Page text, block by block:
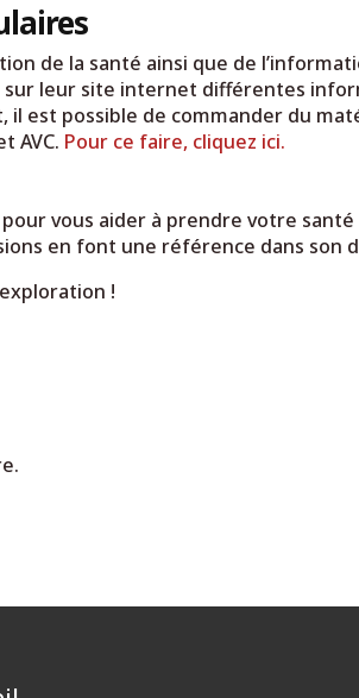
de la santé ainsi que de
sur leur site internet différentes
il est possible de commander du
AVC. Pour ce faire, cliquez ici.
vous aider à prendre votre santé
en font une référence dans son
!